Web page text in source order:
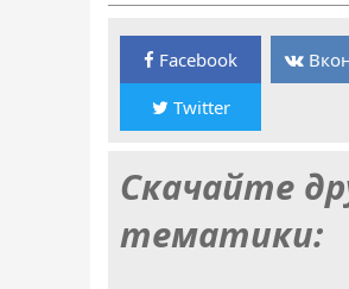
Facebook
Twitter
Скачайте
тематики: